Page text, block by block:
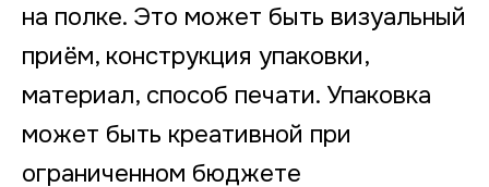
на полке. Это может быть визуальный
приём, конструкция упаковки,
материал, способ печати. Упаковка
может быть креативной при
ограниченном бюджете